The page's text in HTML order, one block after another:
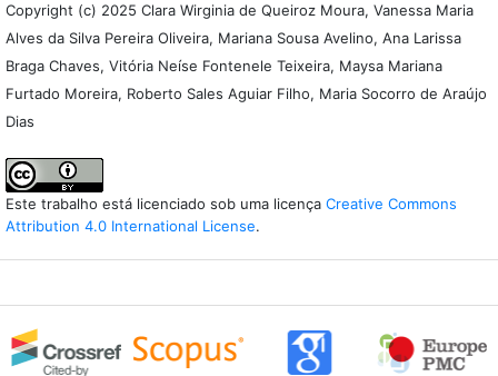
Copyright (c) 2025 Clara Wirginia de Queiroz Moura, Vanessa Maria
Alves da Silva Pereira Oliveira, Mariana Sousa Avelino, Ana Larissa
Braga Chaves, Vitória Neíse Fontenele Teixeira, Maysa Mariana
Furtado Moreira, Roberto Sales Aguiar Filho, Maria Socorro de Araújo
Dias
Este trabalho está licenciado sob uma licença Creative Commons
Attribution 4.0 International License.